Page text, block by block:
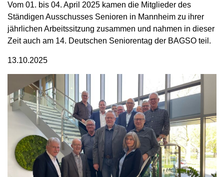
Vom 01. bis 04. April 2025 kamen die Mitglieder des
Ständigen Ausschusses Senioren in Mannheim zu ihrer
jährlichen Arbeitssitzung zusammen und nahmen in dieser
Zeit auch am 14. Deutschen Seniorentag der BAGSO teil.
13.10.2025